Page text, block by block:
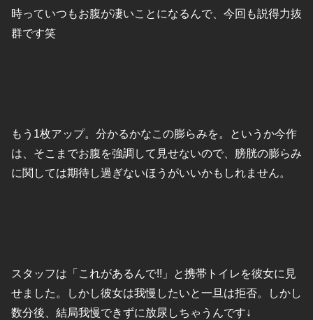
時っていつもお腹が凄いことになるんで、今回も説得力抜
群です笑
もう1枚アップ。分かるかなこの膨らみを。というか今作
は、そこまでお腹を強調して見せないので、膀胱の膨らみ
に関しては期待し過ぎないほうがいいかもしれません。
スタッフは「これがあるんで!!」と携帯トイレを彼女に見
せました。しかし彼女は我慢したいと一旦は拒否。しかし
数分後、結局我慢できずに放尿しちゃうんです↓